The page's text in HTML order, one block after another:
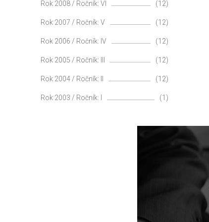
Rok 2008 / Ročník: VI (12)
Rok 2007 / Ročník: V (12)
Rok 2006 / Ročník: IV (12)
Rok 2005 / Ročník: III (12)
Rok 2004 / Ročník: II (12)
Rok 2003 / Ročník: I (1)